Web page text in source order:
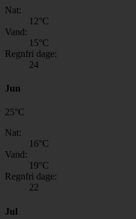
Nat:
12°C
Vand:
15°C
Regnfri dage:
24
Jun
25°C
Nat:
16°C
Vand:
19°C
Regnfri dage:
22
Jul